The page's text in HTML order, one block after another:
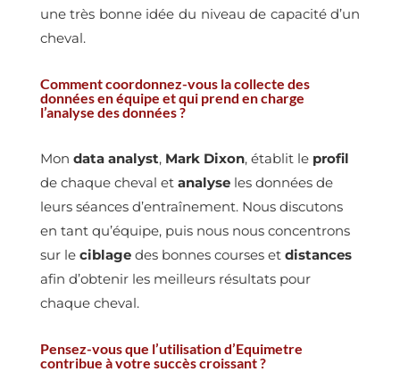
une très bonne idée du niveau de capacité d’un
cheval.
Comment coordonnez-vous la collecte des
données en équipe et qui prend en charge
l’analyse des données ?
Mon data analyst, Mark Dixon, établit le profil
de chaque cheval et analyseles données de
leurs séances d’entraînement. Nous discutons
en tant qu’équipe, puis nous nous concentrons
sur le ciblagedes bonnes courses et distances
afin d’obtenir les meilleurs résultats pour
chaque cheval.
Pensez-vous que l’utilisation d’Equimetre
contribue à votre succès croissant ?